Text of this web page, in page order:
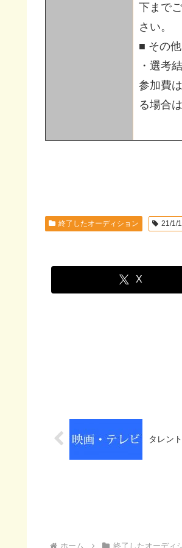
下まで
さい。
■ その他
・選考
参加費
る場合
終了したオーディション 21/1/
X
タレン
ホーム 終了したオーディ